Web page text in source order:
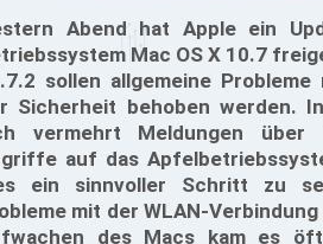
Abend hat Apple ein
Mac OS X 10.7
sollen allgemeine
Sicherheit behoben werden.
vermehrt Meldungen über
auf das
ein sinnvoller Schritt zu
mit der WLAN-
des Macs kam es